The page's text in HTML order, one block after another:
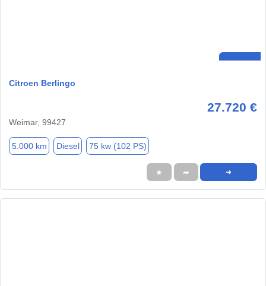
Citroen Berlingo
27.720 €
Weimar, 99427
5.000 km Diesel 75 kw (102 PS)
★ ➦ ➜